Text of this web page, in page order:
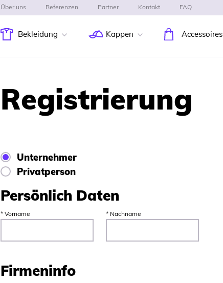
Bekleidung Kappen Accessoires
Über uns Referenzen Partner Kontakt FAQ
Registrierung
Unternehmer
Privatperson
Persönlich Daten
* Vorname * Nachname
Firmeninfo